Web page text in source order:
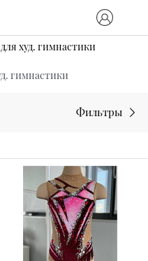
худ. гимнастики
гимнастики
Фильтры